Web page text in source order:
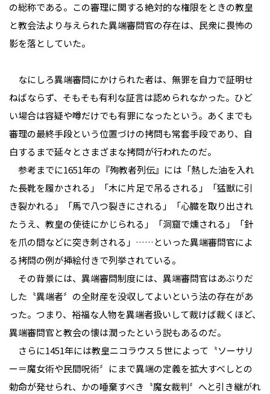
の総称である。この審理に関する絶対的な権限をときの教皇
と教会法より与えられた異端審問官の存在は、民衆に畏怖の
影を落としていた。
なにしろ異端審問にかけられた者は、無罪を自力で証明せ
ねばならず、そもそも有利な証言は認められなかった。ひど
い場合は容疑や噂だけでも有罪になったという。あくまでも
審理の最終手段という位置づけの拷問も常套手段であり、自
白するまで延々とさまざまな拷問が行われたのだ。
参考までに1651年の『殉教者列伝』には「熱した油を入れ
た長靴を履かされる」「木に片足で吊るされる」「猛獣に引
き裂かれる」「馬で八つ裂きにされる」「心臓を取り出され
たうえ、教皇の使徒にかじられる」「洞窟で燻される」「針
を爪の間などに突き刺される」……といった異端審問官によ
る拷問の例が挿絵付きで列挙されている。
その背景には、異端審問制度には、異端審問官はあぶりだ
した〝異端者〞の全財産を没収してよいという法の存在があ
った。つまり、裕福な人物を異端者扱いして裁けば裁くほど、
異端審問官と教会の懐は潤ったという説もあるのだ。
さらに1451年には教皇ニコラウス５世によって〝ソーサリ
ー＝魔女術や民間呪術〞にまで異端の定義を拡大すべしとの
勅命が発せられ、かの唾棄すべき〝魔女裁判〞へと引き継がれ